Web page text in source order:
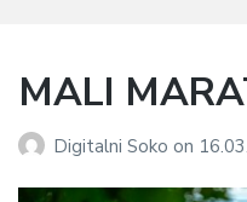
MALI
Digitalni Soko on